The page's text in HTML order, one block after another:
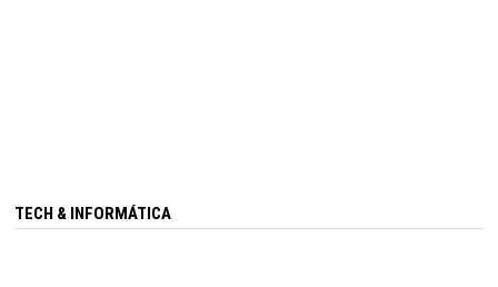
TECH & INFORMÁTICA